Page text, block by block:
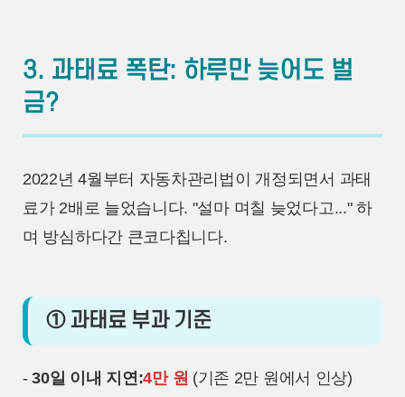
3. 과태료 폭탄: 하루만 늦어도 벌
금?
2022년 4월부터 자동차관리법이 개정되면서 과태
료가 2배로 늘었습니다. "설마 며칠 늦었다고..." 하
며 방심하다간 큰코다칩니다.
① 과태료 부과 기준
-30일 이내 지연:4만 원 (기존 2만 원에서 인상)